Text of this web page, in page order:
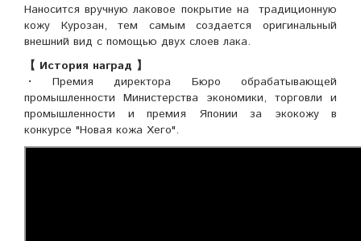
Наносится вручную лаковое покрытие на традиционную
кожу Курозан, тем самым создается оригинальный
внешний вид с помощью двух слоев лака.
【 История наград 】
・Премия директора Бюро обрабатывающей
промышленности Министерства экономики, торговли и
промышленности и премия Японии за экокожу в
конкурсе "Новая кожа Хего".